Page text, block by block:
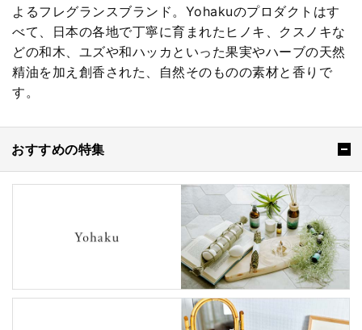
よるフレグランスブランド。Yohakuのプロダクトはす
べて、日本の各地で丁寧に育まれたヒノキ、クスノキな
どの和木、ユズや和ハッカといった果実やハーブの天然
精油を加え創香された、自然そのものの素材と香りで
す。
おすすめの特集